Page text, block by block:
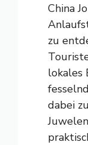
China
zu
lokales
dabei